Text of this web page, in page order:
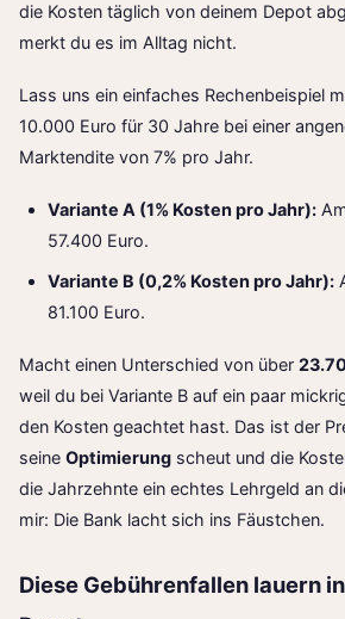
die Kosten täglich von deinem Depot
merkt du es im Alltag nicht.
Lass uns ein einfaches Rechenbeispiel
10.000 Euro für 30 Jahre bei einer
Marktendite von 7% pro Jahr.
Variante A (1% Kosten pro Jahr):
57.400 Euro.
Variante B (0,2% Kosten pro Jahr):
81.100 Euro.
Macht einen Unterschied von über
weil du bei Variante B auf ein paar
den Kosten geachtet hast. Das ist der
seine Optimierung scheut und die
die Jahrzehnte ein echtes Lehrgeld an
mir: Die Bank lacht sich ins Fäustchen.
Diese Gebührenfallen lauern